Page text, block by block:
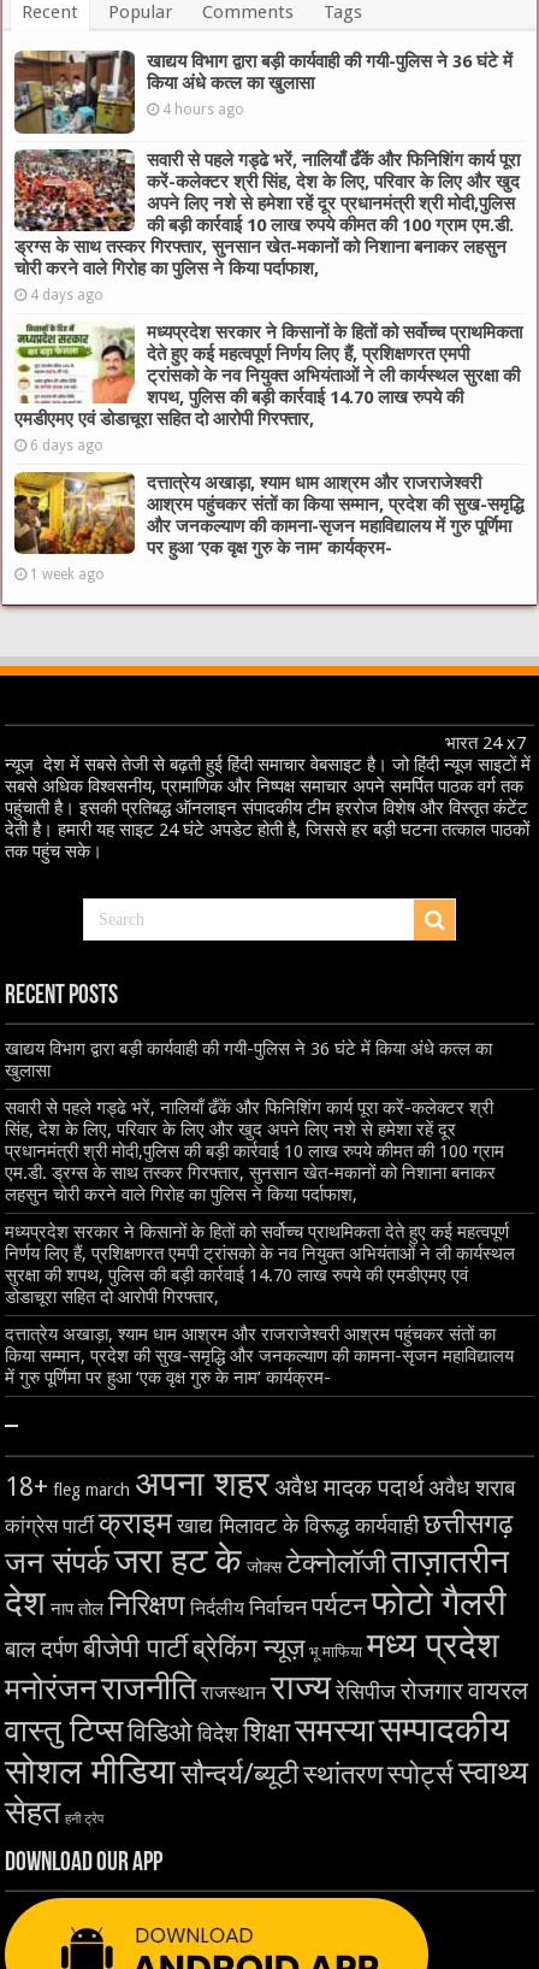
Recent Popular Comments Tags
खाद्यय विभाग द्वारा बड़ी कार्यवाही की गयी-पुलिस ने 36 घंटे में
किया अंधे कत्ल का खुलासा
4 hours ago
सवारी से पहले गड्ढे भरें, नालियाँ ढँकें और फिनिशिंग कार्य पूरा
करें-कलेक्टर श्री सिंह, देश के लिए, परिवार के लिए और खुद
अपने लिए नशे से हमेशा रहें दूर प्रधानमंत्री श्री मोदी,पुलिस
की बड़ी कार्रवाई 10 लाख रुपये कीमत की 100 ग्राम एम.डी.
ड्रग्स के साथ तस्कर गिरफ्तार, सुनसान खेत-मकानों को निशाना बनाकर लहसुन
चोरी करने वाले गिरोह का पुलिस ने किया पर्दाफाश,
4 days ago
मध्यप्रदेश सरकार ने किसानों के हितों को सर्वोच्च प्राथमिकता
देते हुए कई महत्वपूर्ण निर्णय लिए हैं, प्रशिक्षणरत एमपी
ट्रांसको के नव नियुक्त अभियंताओं ने ली कार्यस्थल सुरक्षा की
शपथ, पुलिस की बड़ी कार्रवाई 14.70 लाख रुपये की
एमडीएमए एवं डोडाचूरा सहित दो आरोपी गिरफ्तार,
6 days ago
दत्तात्रेय अखाड़ा, श्याम धाम आश्रम और राजराजेश्वरी
आश्रम पहुंचकर संतों का किया सम्मान, प्रदेश की सुख-समृद्धि
और जनकल्याण की कामना-सृजन महाविद्यालय में गुरु पूर्णिमा
पर हुआ ‘एक वृक्ष गुरु के नाम’ कार्यक्रम-
1 week ago
भारत 24 x7
न्यूज देश में सबसे तेजी से बढ़ती हुई हिंदी समाचार वेबसाइट है। जो हिंदी न्यूज साइटों में
सबसे अधिक विश्वसनीय, प्रामाणिक और निष्पक्ष समाचार अपने समर्पित पाठक वर्ग तक
पहुंचाती है। इसकी प्रतिबद्ध ऑनलाइन संपादकीय टीम हररोज विशेष और विस्तृत कंटेंट
देती है। हमारी यह साइट 24 घंटे अपडेट होती है, जिससे हर बड़ी घटना तत्काल पाठकों
तक पहुंच सके।
Recent Posts
खाद्यय विभाग द्वारा बड़ी कार्यवाही की गयी-पुलिस ने 36 घंटे में किया अंधे कत्ल का
खुलासा
सवारी से पहले गड्ढे भरें, नालियाँ ढँकें और फिनिशिंग कार्य पूरा करें-कलेक्टर श्री
सिंह, देश के लिए, परिवार के लिए और खुद अपने लिए नशे से हमेशा रहें दूर
प्रधानमंत्री श्री मोदी,पुलिस की बड़ी कार्रवाई 10 लाख रुपये कीमत की 100 ग्राम
एम.डी. ड्रग्स के साथ तस्कर गिरफ्तार, सुनसान खेत-मकानों को निशाना बनाकर
लहसुन चोरी करने वाले गिरोह का पुलिस ने किया पर्दाफाश,
मध्यप्रदेश सरकार ने किसानों के हितों को सर्वोच्च प्राथमिकता देते हुए कई महत्वपूर्ण
निर्णय लिए हैं, प्रशिक्षणरत एमपी ट्रांसको के नव नियुक्त अभियंताओं ने ली कार्यस्थल
सुरक्षा की शपथ, पुलिस की बड़ी कार्रवाई 14.70 लाख रुपये की एमडीएमए एवं
डोडाचूरा सहित दो आरोपी गिरफ्तार,
दत्तात्रेय अखाड़ा, श्याम धाम आश्रम और राजराजेश्वरी आश्रम पहुंचकर संतों का
किया सम्मान, प्रदेश की सुख-समृद्धि और जनकल्याण की कामना-सृजन महाविद्यालय
में गुरु पूर्णिमा पर हुआ ‘एक वृक्ष गुरु के नाम’ कार्यक्रम-
–
18+ fleg march अपना शहरअवैध मादक पदार्थअवैध शराब
कांग्रेस पार्टी क्राइमखाद्य मिलावट के विरूद्ध कार्यवाहीछत्तीसगढ़
जन संपर्कजरा हट के जोक्स टेक्नोलॉजीताज़ातरीन
देश नाप तोल निरिक्षण निर्दलीय निर्वाचनपर्यटनफोटो गैलरी
बाल दर्पणबीजेपी पार्टीब्रेकिंग न्यूज़ भू माफिया मध्य प्रदेश
मनोरंजनराजनीति राजस्थान राज्यरेसिपीज रोजगारवायरल
वास्तु टिप्सविडिओ विदेश शिक्षासमस्यासम्पादकीय
सोशल मीडियासौन्दर्य/ब्यूटीस्थांतरणस्पोर्ट्सस्वाथ्य
सेहत हनी ट्रेप
Download Our App